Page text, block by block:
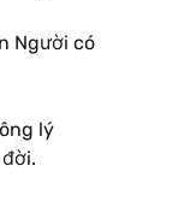
Người có
lý